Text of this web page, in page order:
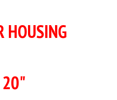
HOUSING
20"